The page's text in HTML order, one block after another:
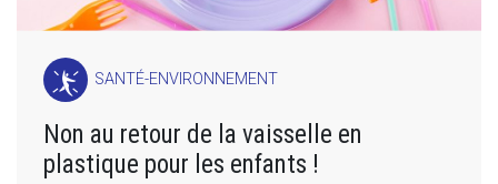
SANTÉ-ENVIRONNEMENT
Non au retour de la vaisselle en
plastique pour les enfants !